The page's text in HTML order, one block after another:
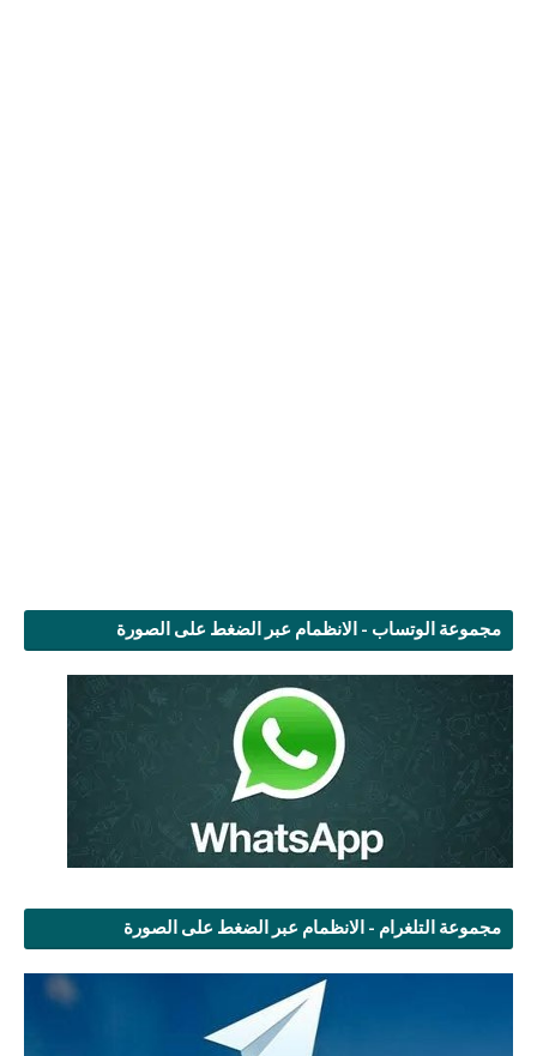
مجموعة الوتساب - الانظمام عبر الضغط على الصورة
مجموعة التلغرام - الانظمام عبر الضغط على الصورة